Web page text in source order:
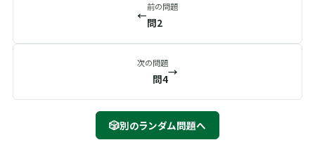
←
前の問題
問2
次の問題
問4
→
🎲別のランダム問題へ